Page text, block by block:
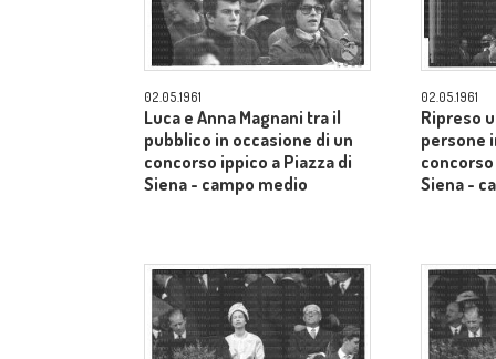
02.05.1961
Luca e Anna Magnani tra il
pubblico in occasione di un
concorso ippico a Piazza di
Siena - campo medio
02.05.1961
Ripreso
persone
Siena -